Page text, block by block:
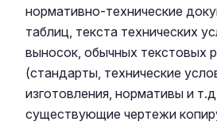
нормативно-технические
таблиц, текста технических
выносок, обычных текстовых
(стандарты, технические
изготовления, нормативы и
существующие чертежи